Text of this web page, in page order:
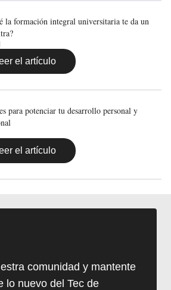
la formación integral universitaria te da un
el artículo
para potenciar tu desarrollo personal y
el artículo
comunidad y mantente
lo nuevo del Tec de